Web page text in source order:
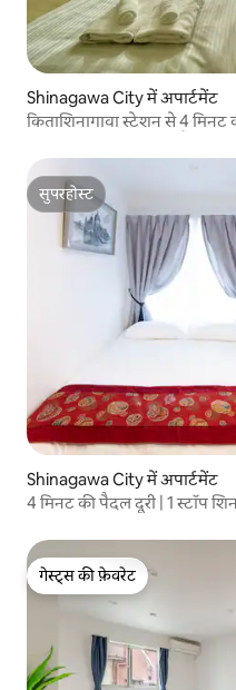
Shinagawa City में अपार्टमेंट
किताशिनागावा स्टेशन से 4
मीटर / हनेडा हवाई अड्डे से सीधे ट्रेन
सुपरहोस्ट
सुपरहोस्ट
Shinagawa City में अपार्टमेंट
4 मिनट की पैदल दूरी | 1 स्टॉप
गेस्ट्स की फ़ेवरेट
गेस्ट्स की फ़ेवरेट